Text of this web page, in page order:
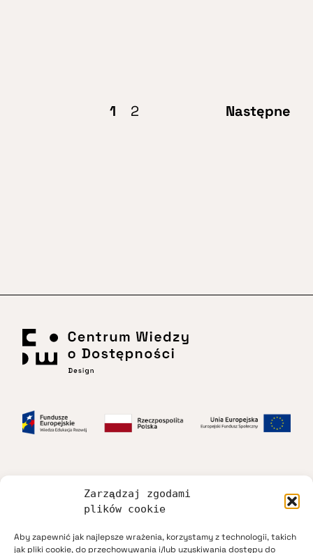
Zarządzaj zgodami
plików cookie
Aby zapewnić jak najlepsze wrażenia, korzystamy z technologii, takich
jak pliki cookie, do przechowywania i/lub uzyskiwania dostępu do
1 2 Następne
Dostępność
Regulamin